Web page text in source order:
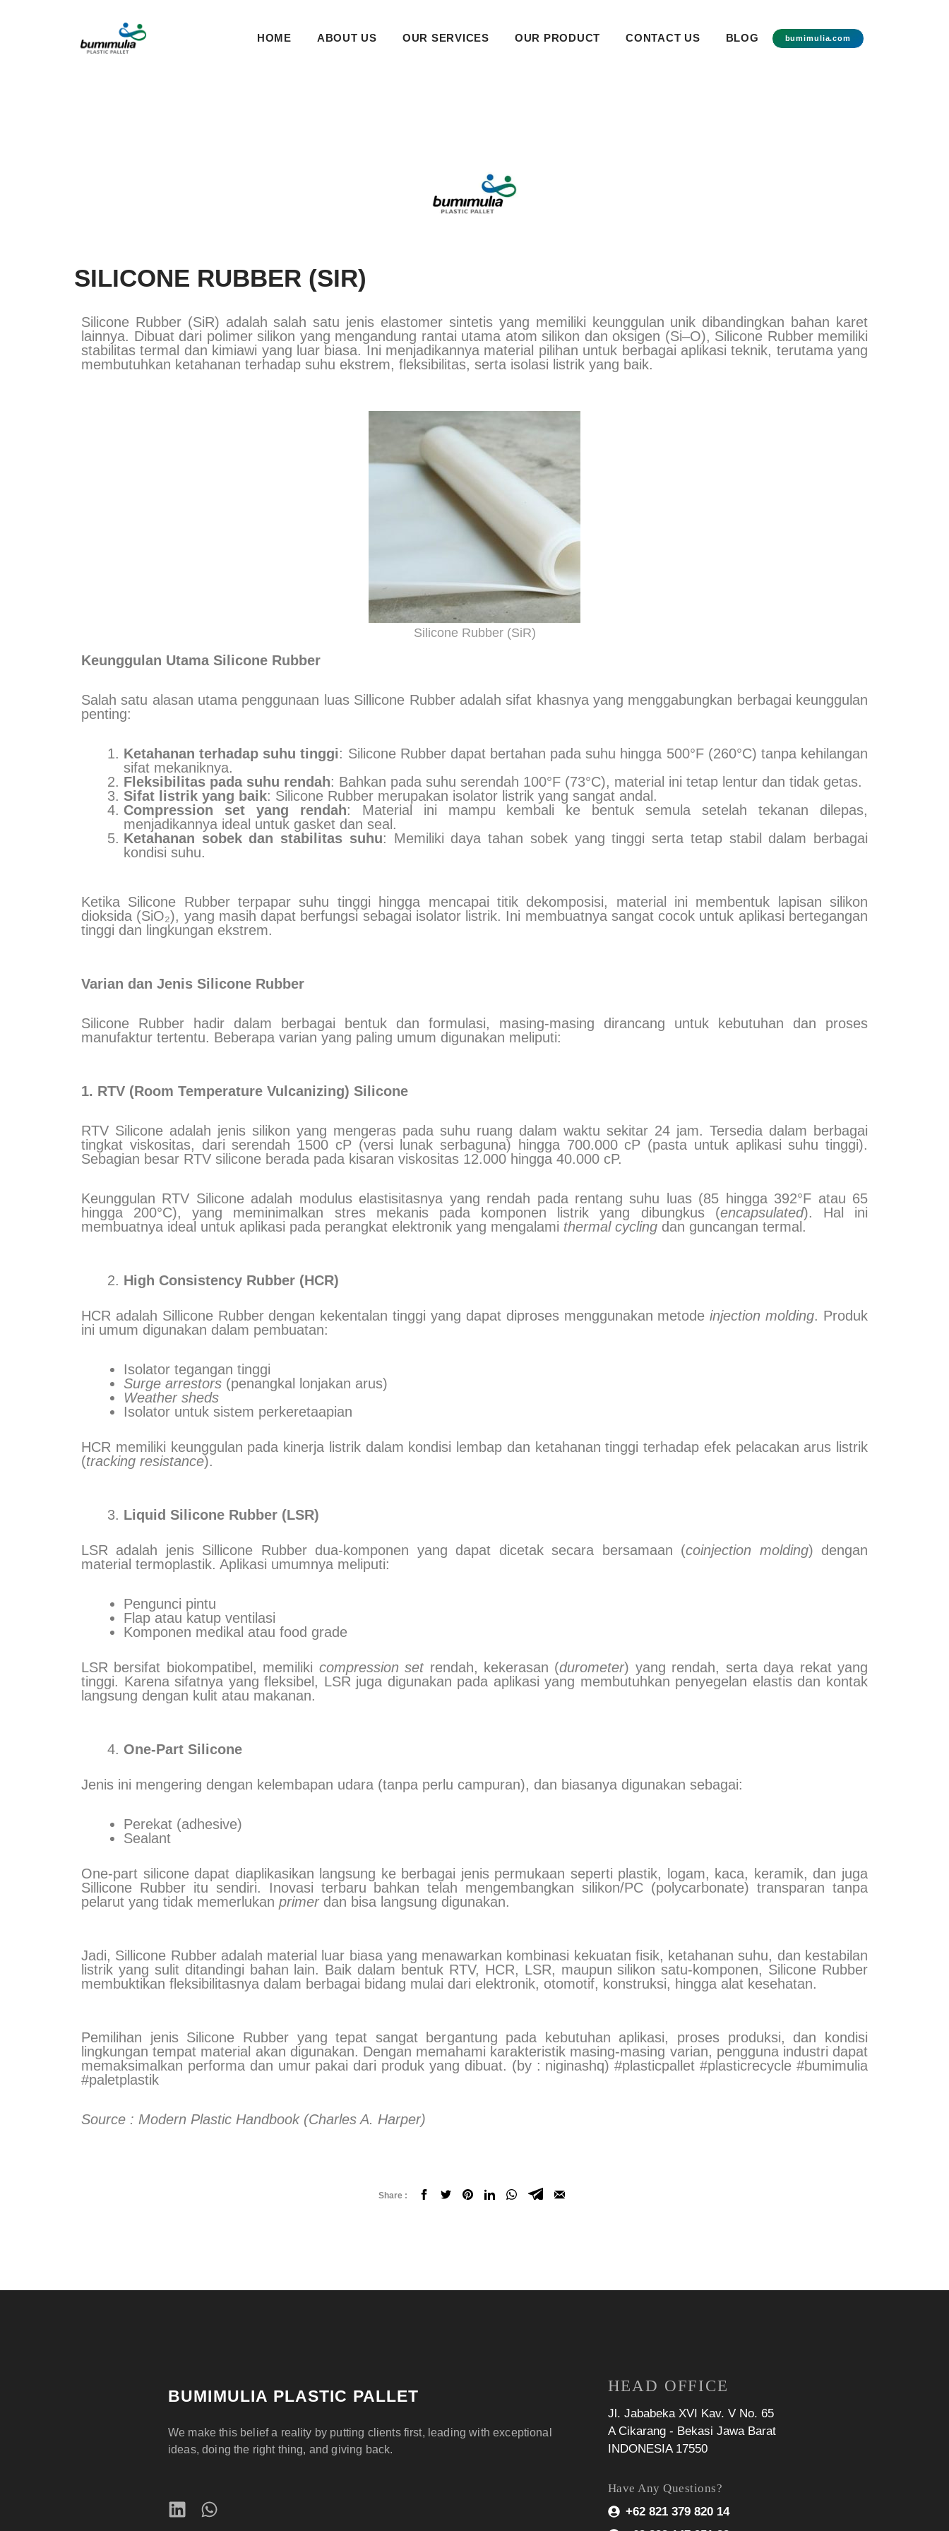
HOME ABOUT US OUR SERVICES OUR PRODUCT CONTACT US BLOG bumimulia.com
SILICONE RUBBER (SIR)
Silicone Rubber (SiR) adalah salah satu jenis elastomer sintetis yang memiliki keunggulan unik dibandingkan bahan karet
lainnya. Dibuat dari polimer silikon yang mengandung rantai utama atom silikon dan oksigen (Si–O), Silicone Rubber memiliki
stabilitas termal dan kimiawi yang luar biasa. Ini menjadikannya material pilihan untuk berbagai aplikasi teknik, terutama yang
membutuhkan ketahanan terhadap suhu ekstrem, fleksibilitas, serta isolasi listrik yang baik.
Silicone Rubber (SiR)
Keunggulan Utama Silicone Rubber
Salah satu alasan utama penggunaan luas Sillicone Rubber adalah sifat khasnya yang menggabungkan berbagai keunggulan
penting:
Ketahanan terhadap suhu tinggi: Silicone Rubber dapat bertahan pada suhu hingga 500°F (260°C) tanpa kehilangan
sifat mekaniknya.
Fleksibilitas pada suhu rendah: Bahkan pada suhu serendah 100°F (73°C), material ini tetap lentur dan tidak getas.
Sifat listrik yang baik: Silicone Rubber merupakan isolator listrik yang sangat andal.
Compression set yang rendah: Material ini mampu kembali ke bentuk semula setelah tekanan dilepas,
menjadikannya ideal untuk gasket dan seal.
Ketahanan sobek dan stabilitas suhu: Memiliki daya tahan sobek yang tinggi serta tetap stabil dalam berbagai
kondisi suhu.
Ketika Silicone Rubber terpapar suhu tinggi hingga mencapai titik dekomposisi, material ini membentuk lapisan silikon
dioksida (SiO₂), yang masih dapat berfungsi sebagai isolator listrik. Ini membuatnya sangat cocok untuk aplikasi bertegangan
tinggi dan lingkungan ekstrem.
Varian dan Jenis Silicone Rubber
Silicone Rubber hadir dalam berbagai bentuk dan formulasi, masing-masing dirancang untuk kebutuhan dan proses
manufaktur tertentu. Beberapa varian yang paling umum digunakan meliputi:
1. RTV (Room Temperature Vulcanizing) Silicone
RTV Silicone adalah jenis silikon yang mengeras pada suhu ruang dalam waktu sekitar 24 jam. Tersedia dalam berbagai
tingkat viskositas, dari serendah 1500 cP (versi lunak serbaguna) hingga 700.000 cP (pasta untuk aplikasi suhu tinggi).
Sebagian besar RTV silicone berada pada kisaran viskositas 12.000 hingga 40.000 cP.
Keunggulan RTV Silicone adalah modulus elastisitasnya yang rendah pada rentang suhu luas (85 hingga 392°F atau 65
hingga 200°C), yang meminimalkan stres mekanis pada komponen listrik yang dibungkus (encapsulated). Hal ini
membuatnya ideal untuk aplikasi pada perangkat elektronik yang mengalami thermal cycling dan guncangan termal.
High Consistency Rubber (HCR)
HCR adalah Sillicone Rubber dengan kekentalan tinggi yang dapat diproses menggunakan metodeinjection molding. Produk
ini umum digunakan dalam pembuatan:
Isolator tegangan tinggi
Surge arrestors (penangkal lonjakan arus)
Weather sheds
Isolator untuk sistem perkeretaapian
HCR memiliki keunggulan pada kinerja listrik dalam kondisi lembap dan ketahanan tinggi terhadap efek pelacakan arus listrik
(tracking resistance).
Liquid Silicone Rubber (LSR)
LSR adalah jenis Sillicone Rubber dua-komponen yang dapat dicetak secara bersamaan (coinjection molding) dengan
material termoplastik. Aplikasi umumnya meliputi:
Pengunci pintu
Flap atau katup ventilasi
Komponen medikal atau food grade
LSR bersifat biokompatibel, memiliki compression set rendah, kekerasan (durometer) yang rendah, serta daya rekat yang
tinggi. Karena sifatnya yang fleksibel, LSR juga digunakan pada aplikasi yang membutuhkan penyegelan elastis dan kontak
langsung dengan kulit atau makanan.
One-Part Silicone
Jenis ini mengering dengan kelembapan udara (tanpa perlu campuran), dan biasanya digunakan sebagai:
Perekat (adhesive)
Sealant
One-part silicone dapat diaplikasikan langsung ke berbagai jenis permukaan seperti plastik, logam, kaca, keramik, dan juga
Sillicone Rubber itu sendiri. Inovasi terbaru bahkan telah mengembangkan silikon/PC (polycarbonate) transparan tanpa
pelarut yang tidak memerlukan primerdan bisa langsung digunakan.
Jadi, Sillicone Rubber adalah material luar biasa yang menawarkan kombinasi kekuatan fisik, ketahanan suhu, dan kestabilan
listrik yang sulit ditandingi bahan lain. Baik dalam bentuk RTV, HCR, LSR, maupun silikon satu-komponen, Silicone Rubber
membuktikan fleksibilitasnya dalam berbagai bidang mulai dari elektronik, otomotif, konstruksi, hingga alat kesehatan.
Pemilihan jenis Silicone Rubber yang tepat sangat bergantung pada kebutuhan aplikasi, proses produksi, dan kondisi
lingkungan tempat material akan digunakan. Dengan memahami karakteristik masing-masing varian, pengguna industri dapat
memaksimalkan performa dan umur pakai dari produk yang dibuat. (by : niginashq) #plasticpallet #plasticrecycle #bumimulia
#paletplastik
Source : Modern Plastic Handbook (Charles A. Harper)
Share :
BUMIMULIA PLASTIC PALLET
We make this belief a reality by putting clients first, leading with exceptional
ideas, doing the right thing, and giving back.
HEAD OFFICE
Jl. Jababeka XVI Kav. V No. 65
A Cikarang - Bekasi Jawa Barat
INDONESIA 17550
Have Any Questions?
+62 821 379 820 14